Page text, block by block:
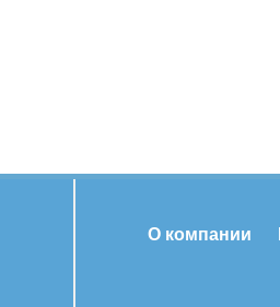
О компании